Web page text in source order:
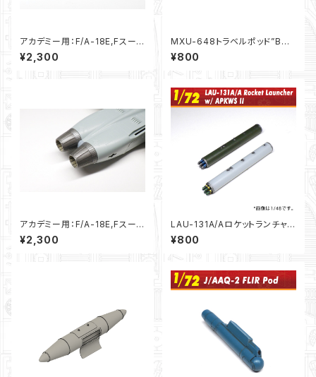
アカデミー用：F/A-18E,Fスーパ
ーホーネットエンジンノズル”切
り欠き無し”（1/72）
¥2,300
MXU-648トラベルポッド”Bタ
イプ”（1/72）
¥800
アカデミー用：F/A-18E,Fスーパ
ーホーネットエンジンノズル”切
り欠き有り”（1/72）
¥2,300
LAU-131A/Aロケットランチャ
ー ｗ/APKWS II 2本セット（1/7
2)
¥800